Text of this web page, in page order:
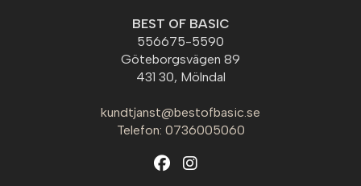
BEST OF BASIC
556675-5590
Göteborgsvägen 89
431 30, Mölndal
kundtjanst@bestofbasic.se
Telefon: 0736005060